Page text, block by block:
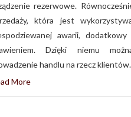
rezerwowe.
która jest
awarii,
Dzięki niemu
handlu na rzecz
More